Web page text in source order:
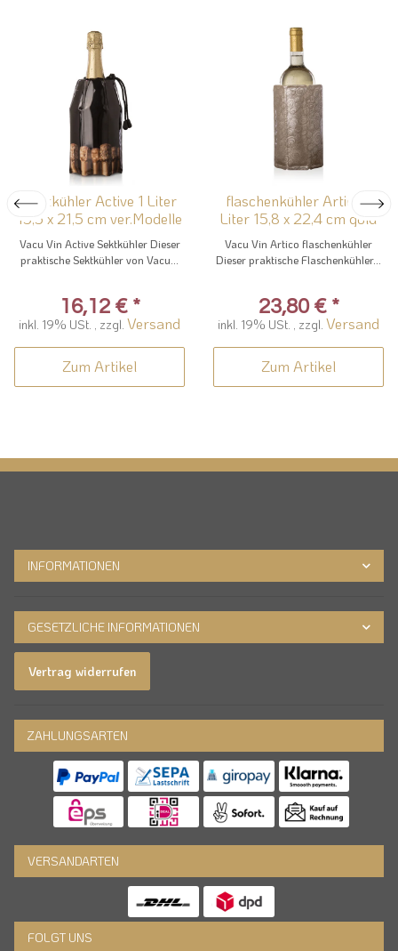
Sektkühler Active 1 Liter
15,5 x 21,5 cm ver.Modelle
Vacu Vin Active Sektkühler Dieser
praktische Sektkühler von Vacu...
16,12 € *
inkl. 19% USt. , zzgl. Versand
Zum Artikel
flaschenkühler Artico 1
Liter 15,8 x 22,4 cm gold
Vacu Vin Artico flaschenkühler
Dieser praktische Flaschenkühler...
23,80 € *
inkl. 19% USt. , zzgl. Versand
Zum Artikel
INFORMATIONEN
GESETZLICHE INFORMATIONEN
Vertrag widerrufen
ZAHLUNGSARTEN
VERSANDARTEN
FOLGT UNS